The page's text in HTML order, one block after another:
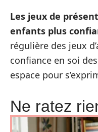
Les jeux de
enfants plus
régulière des jeux
confiance en soi
espace pour
Ne ratez